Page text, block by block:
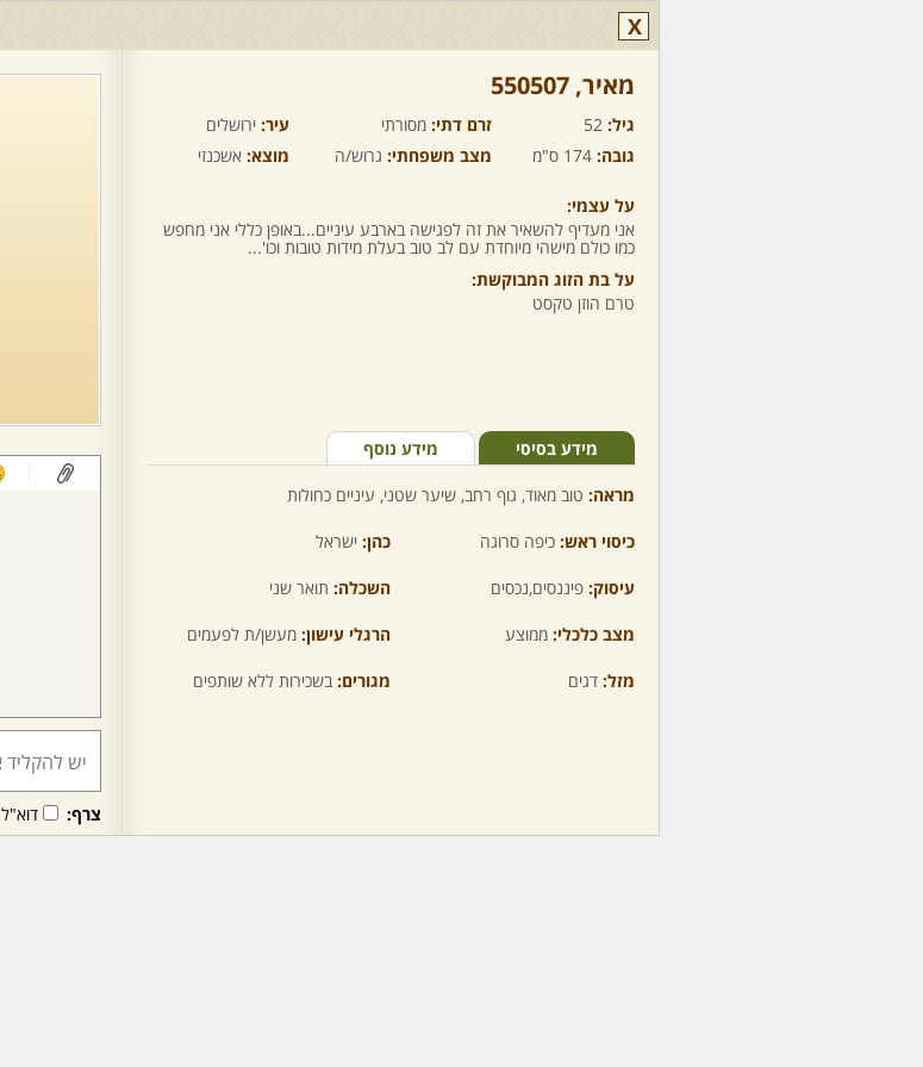
X
מאיר,‏ 550507
גיל: 52 זרם דתי: מסורתי עיר: ירושלים
גובה: 174 ס"מ מצב משפחתי: גרוש/ה מוצא: אשכנזי
על עצמי:
אני מעדיף להשאיר את זה לפגישה בארבע עיניים...באופן כללי אני מחפש
כמו כולם מישהי מיוחדת עם לב טוב בעלת מידות טובות וכו'...
על בת הזוג המבוקשת:
טרם הוזן טקסט
מידע בסיסי מידע נוסף
מראה: טוב מאוד, גוף רחב, שיער שטני, עיניים כחולות
כיסוי ראש: כיפה סרוגה כהן: ישראל
עיסוק: פיננסים,נכסים השכלה: תואר שני
מצב כלכלי: ממוצע הרגלי עישון: מעשן/ת לפעמים
מזל: דגים מגורים: בשכירות ללא שותפים
צרף: דוא"ל